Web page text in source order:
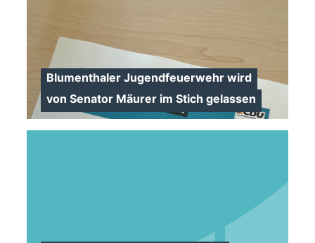
Blumenthaler Jugendfeuerwehr wird
von Senator Mäurer im Stich gelassen